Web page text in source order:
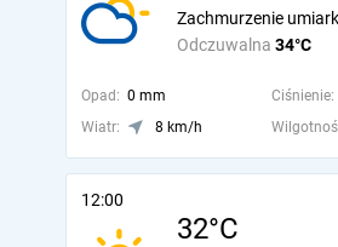
Odczuwalna 34°C
Zachmurzenie
Opad: 0 mm Ciśnienie:
Wiatr:
8 km/h
12:00
32°C